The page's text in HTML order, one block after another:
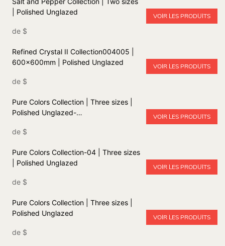
| Polished Unglazed
de $
VOIR LES PRODUITS
Refined Crystal II Collection004005 |
600x600mm | Polished Unglazed
de $
VOIR LES PRODUITS
Pure Colors Collection | Three sizes |
Polished Unglazed-
de $
VOIR LES PRODUITS
Pure Colors Collection-04 | Three sizes
| Polished Unglazed
de $
VOIR LES PRODUITS
Pure Colors Collection | Three sizes |
Polished Unglazed
de $
VOIR LES PRODUITS